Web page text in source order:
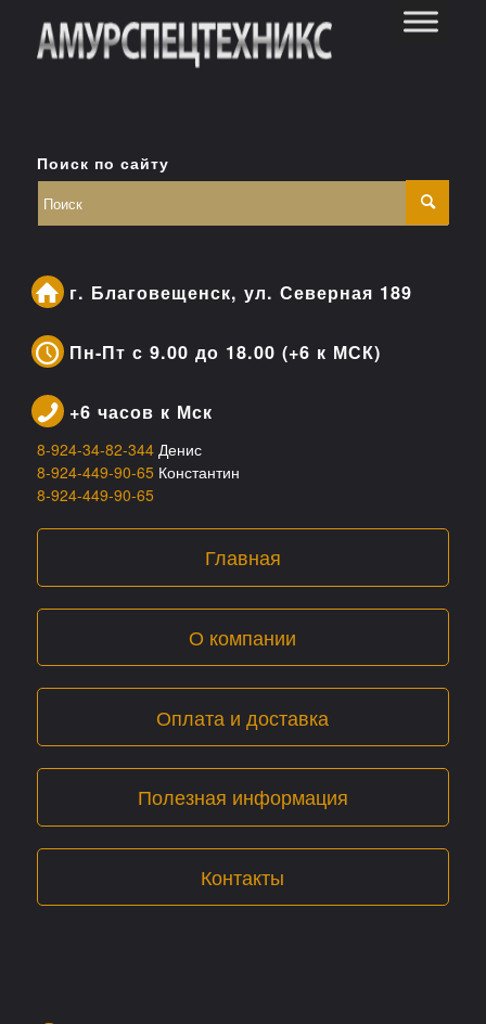
Поиск по сайту
г. Благовещенск, ул. Северная 189
Пн-Пт с 9.00 до 18.00 (+6 к МСК)
+6 часов к Мск
8-924-34-82-344 Денис
8-924-449-90-65 Константин
8-924-449-90-65
Главная
О компании
Оплата и доставка
Полезная информация
Контакты